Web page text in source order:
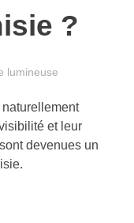
?
lumineuse
et leur
devenues un